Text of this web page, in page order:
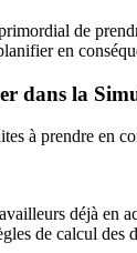
de
en
dans la
à prendre en
déjà en
de calcul des